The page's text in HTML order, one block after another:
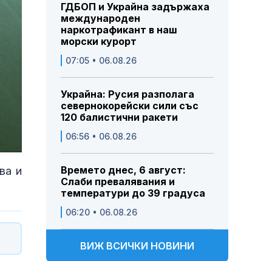
и
ГДБОП и Украйна задържаха
международен
наркотрафикант в наш
морски курорт
07:05 • 06.08.26
Украйна: Русия разполага
севернокорейски сили със
120 балистични ракети
06:56 • 06.08.26
Времето днес, 6 август:
Слаби превалявания и
температури до 39 градуса
06:20 • 06.08.26
ВИЖ ВСИЧКИ НОВИНИ